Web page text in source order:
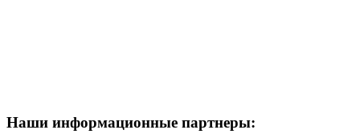
Наши информационные партнеры: